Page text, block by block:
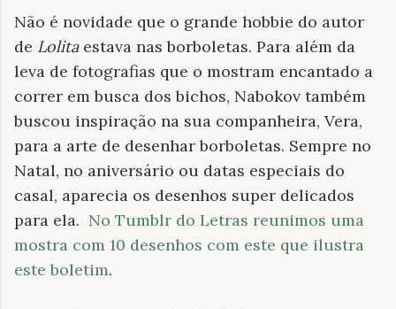
Não é novidade que o grande hobbie do autor
de Lolitaestava nas borboletas. Para além da
leva de fotografias que o mostram encantado a
correr em busca dos bichos, Nabokov também
buscou inspiração na sua companheira, Vera,
para a arte de desenhar borboletas. Sempre no
Natal, no aniversário ou datas especiais do
casal, aparecia os desenhos super delicados
para ela. No Tumblr do Letras reunimos uma
mostra com 10 desenhos com este que ilustra
este boletim.